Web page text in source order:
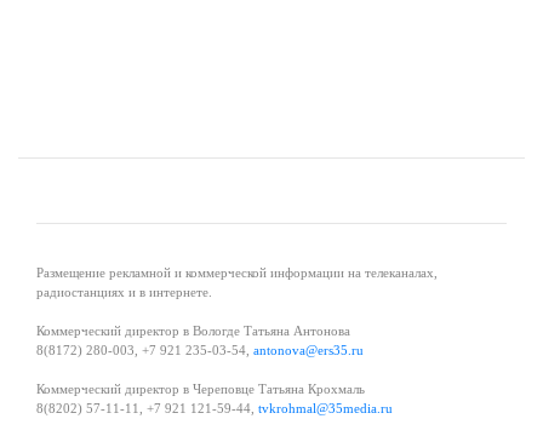
Размещение рекламной и коммерческой информации на телеканалах,
радиостанциях и в интернете.
Коммерческий директор в Вологде Татьяна Антонова
8(8172) 280-003, +7 921 235-03-54, antonova@ers35.ru
Коммерческий директор в Череповце Татьяна Крохмаль
8(8202) 57-11-11, +7 921 121-59-44, tvkrohmal@35media.ru